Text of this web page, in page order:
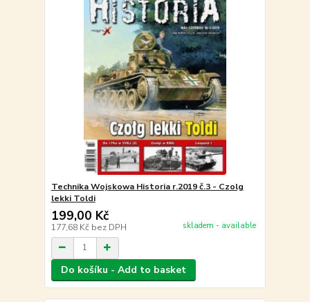
Technika Wojskowa Historia r.2019 č.3 - Czolg
lekki Toldi
199,00 Kč
177,68 Kč bez DPH skladem - available
Do košíku - Add to basket